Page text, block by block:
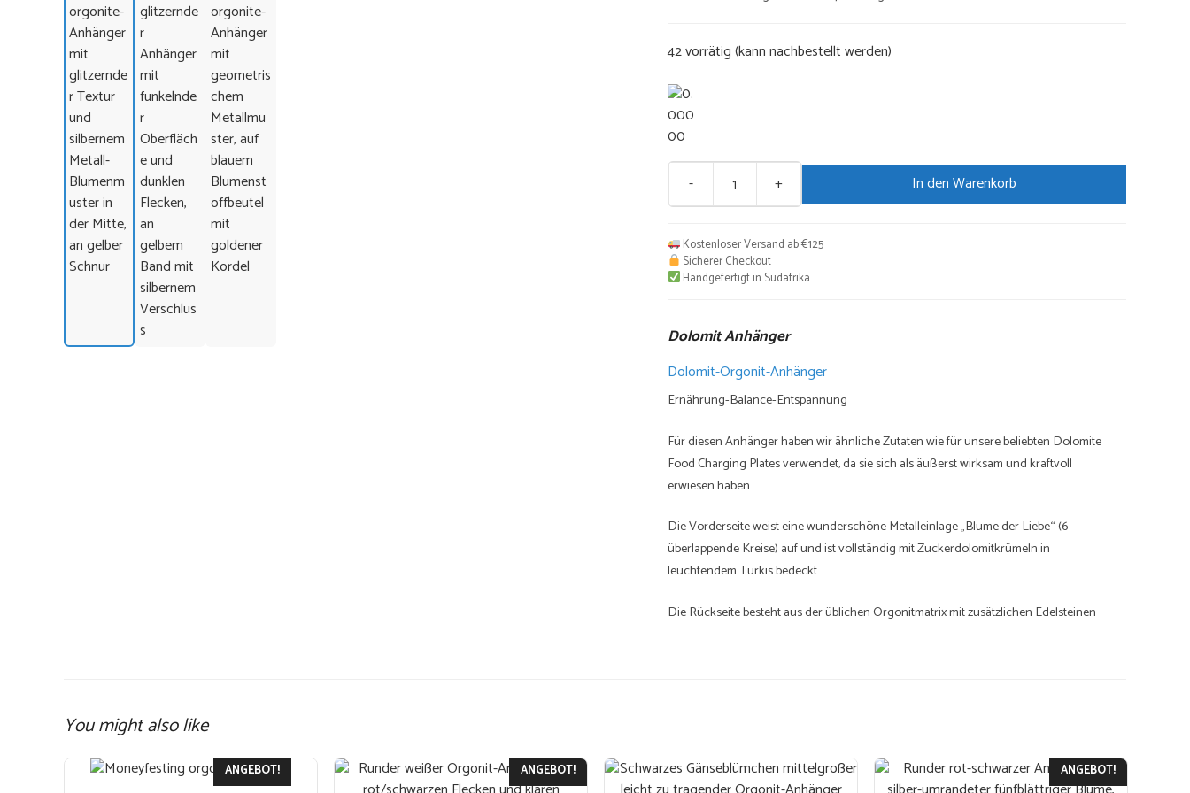
€55,00€46,75.
42 vorrätig (kann nachbestellt werden)
-
Dolomit
Anhänger
Menge
+ In den Warenkorb
Kostenloser Versand ab €125
Sicherer Checkout
Handgefertigt in Südafrika
Dolomit Anhänger
Dolomit-Orgonit-Anhänger
Ernährung-Balance-Entspannung
Für diesen Anhänger haben wir ähnliche Zutaten wie für unsere beliebten Dolomite
Food Charging Plates verwendet, da sie sich als äußerst wirksam und kraftvoll
erwiesen haben.
Die Vorderseite weist eine wunderschöne Metalleinlage „Blume der Liebe“ (6
überlappende Kreise) auf und ist vollständig mit Zuckerdolomitkrümeln in
leuchtendem Türkis bedeckt.
Die Rückseite besteht aus der üblichen Orgonitmatrix mit zusätzlichen Edelsteinen
Dolomit: Entsäuernd, entspannend, krampflösend.
You might also like
ANGEBOT! ANGEBOT!
Dieses
ANGEBOT!